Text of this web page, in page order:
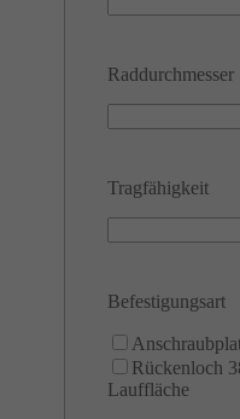
Raddurchmesser
Tragfähigkeit
Befestigungsart
Rückenloch
Lauffläche